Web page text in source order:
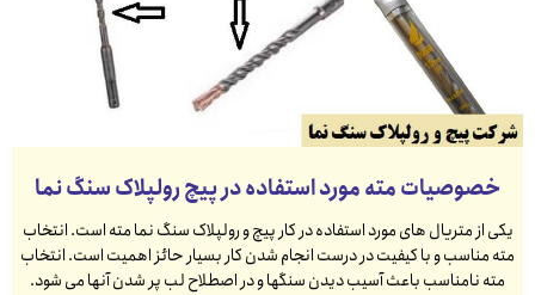
خصوصیات مته مورد استفاده در پیچ رولپلاک سنگ نما
یکی از متریال های مورد استفاده در کار پیچ و رولپلاک سنگ نما مته است. انتخاب
مته مناسب و با کیفیت در درست انجام شدن کار بسیار حائز اهمیت است. انتخاب
مته نامناسب باعث آسیب دیدن سنگها و در اصطلاح لب پر شدن آنها می شود.